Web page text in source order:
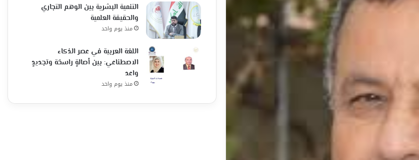
التنمية البشرية بين الوهم التجاري
والحقيقة العلمية
منذ يوم واحد
اللغة العربية في عصر الذكاء
الاصطناعي: بين أصالةٍ راسخة وتجديدٍ
واعد
منذ يوم واحد